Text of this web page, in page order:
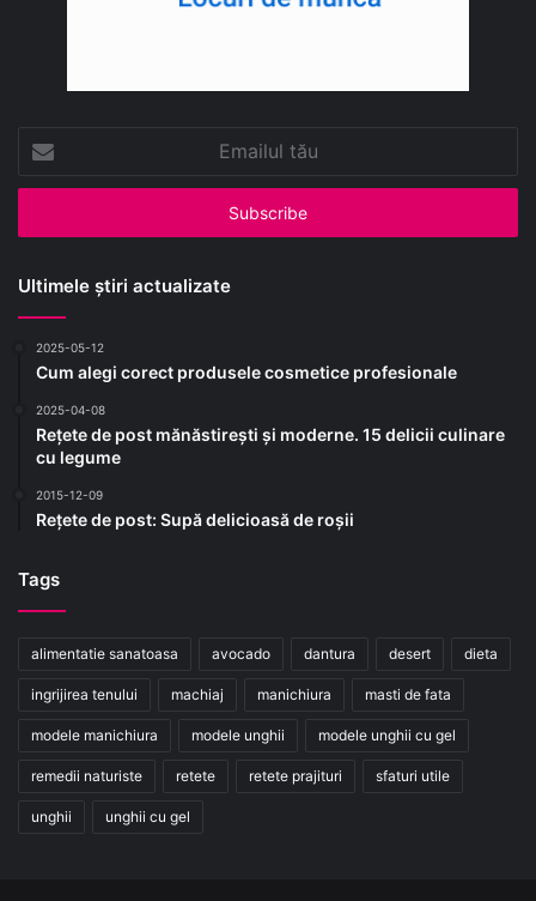
tău
Ultimele știri actualizate
2025-05-12
Cum alegi corect produsele cosmetice profesionale
2025-04-08
Rețete de post mănăstirești și moderne. 15 delicii culinare
cu legume
2015-12-09
Rețete de post: Supă delicioasă de roșii
Tags
alimentatie sanatoasa avocado dantura desert dieta
ingrijirea tenului machiaj manichiura masti de fata
modele manichiura modele unghii modele unghii cu gel
remedii naturiste retete retete prajituri sfaturi utile
unghii unghii cu gel